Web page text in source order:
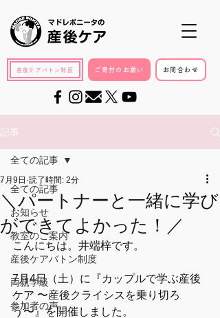
産後ケアバトン制度 ご寄付のお願い お問合わせ
記事
全ての記事
お知らせ
教室のご案内
産後ケアバトン制度
両親学級
参加者の声
全ての記事
＼パートナーと一緒に学び
ができてよかった！／
7月9日 読了時間: 2分
こんにちは。井端梓です。
7月4日（土）に『カップルで学ぶ産後
ケア 〜産後クライシスを乗り切ろ
う〜』を開催しました。